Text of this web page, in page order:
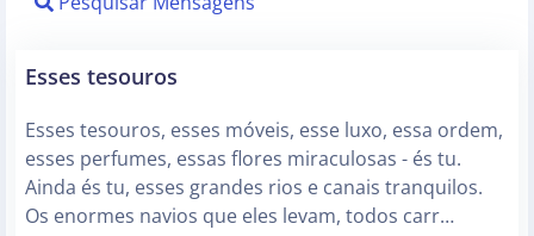
Esses tesouros
Esses tesouros, esses móveis, esse luxo, essa ordem,
esses perfumes, essas flores miraculosas - és tu.
Ainda és tu, esses grandes rios e canais tranquilos.
Os enormes navios que eles levam, todos carr…